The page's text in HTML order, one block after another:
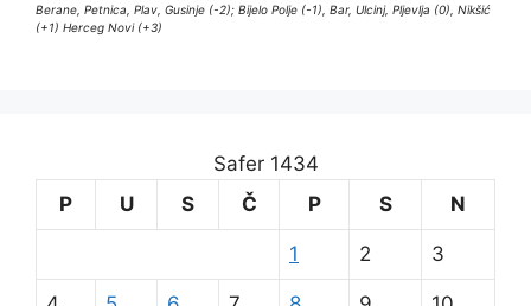
Berane, Petnica, Plav, Gusinje (-2); Bijelo Polje (-1), Bar, Ulcinj, Pljevlja (0), Nikšić
(+1) Herceg Novi (+3)
Safer 1434
P
U S Č P S N
1 2 3